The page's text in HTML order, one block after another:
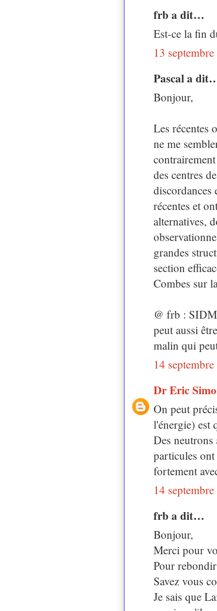
frb a dit…
Est-ce la fin
13
Pascal a
Bonjour,
Les récentes
ne me
des centres
discordances
récentes et
alternatives,
grandes
section
Combes sur
@ frb :
peut aussi
malin qui
14
Dr Eric
On peut
l'énergie) est
Des neutrons
particules
fortement
14
frb a dit…
Bonjour,
Merci pour
Pour
Savez vous
Je sais que